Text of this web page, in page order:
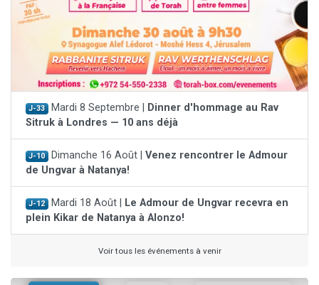
J-33 Mardi 8 Septembre |
Dinner d'hommage au Rav
Sitruk à Londres — 10 ans déjà
J-10 Dimanche 16 Août | Venez rencontrer le Admour
de Ungvar à Natanya!
J-12 Mardi 18 Août |
Le Admour de Ungvar recevra en
plein Kikar de Natanya à Alonzo!
Voir tous les événements à venir